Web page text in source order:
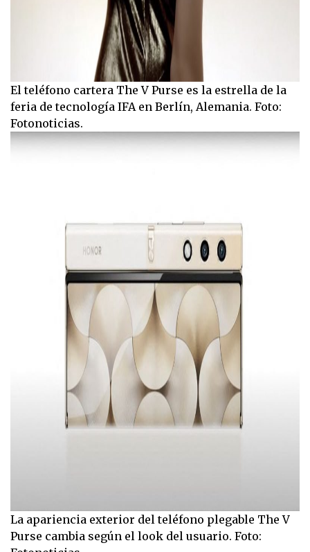
El teléfono cartera The V Purse es la estrella de la
feria de tecnología IFA en Berlín, Alemania. Foto:
Fotonoticias.
La apariencia exterior del teléfono plegable The V
Purse cambia según el look del usuario. Foto: